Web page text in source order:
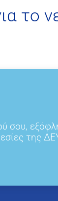
το
σου,
της